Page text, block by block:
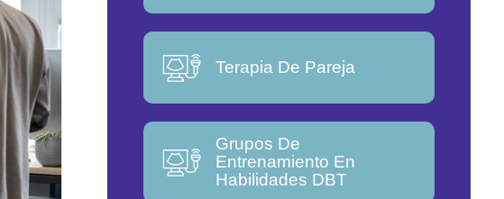
Terapia De Pareja
Grupos De
Entrenamiento En
Habilidades DBT